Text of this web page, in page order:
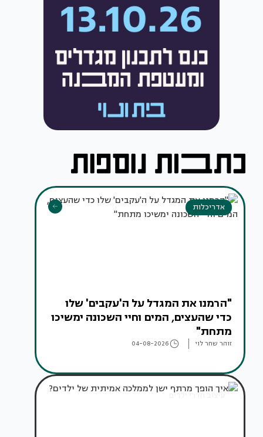
אדריכלות
"הרמנו את המגדל על ה'עקבים' שלו
כדי שהעצים, המים וחיי השכונה ימשיכו
מתחת"
זוהר שחר לוי 04-08-2026
עיצוב חדרי ילדים